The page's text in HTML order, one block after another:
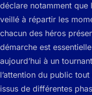
déclare notamment
veillé à répartir les
chacun des héros
démarche est
aujourd’hui à un
l’attention du public
issus de différentes